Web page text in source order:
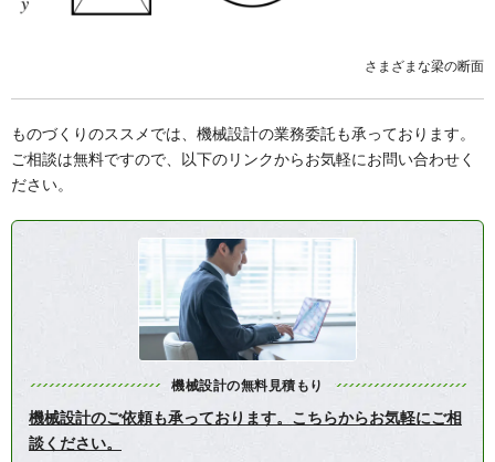
さまざまな梁の断面
ものづくりのススメでは、機械設計の業務委託も承っております。
ご相談は無料ですので、以下のリンクからお気軽にお問い合わせく
ださい。
機械設計の無料見積もり
機械設計のご依頼も承っております。こちらからお気軽にご相
談ください。